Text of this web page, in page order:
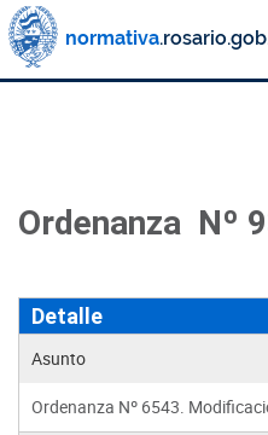
Ordenanza Nº
Detalle
Asunto
Ordenanza Nº 6543.